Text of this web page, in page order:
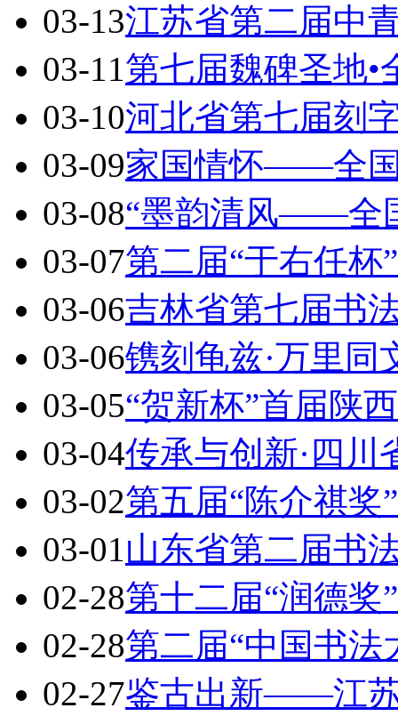
03-13江苏省第二届中
03-11第七届魏碑圣地•
03-10河北省第七届刻
03-09家国情怀——全
03-08“墨韵清风——全
03-07第二届“于右任
03-06吉林省第七届书
03-06镌刻龟兹·万里
03-05“贺新杯”首届陕
03-04传承与创新·四
03-02第五届“陈介祺
03-01山东省第二届书
02-28第十二届“润德
02-28第二届“中国书
02-27鉴古出新——江